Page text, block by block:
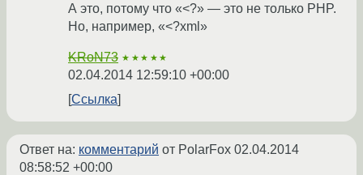
А это, потому что «<?» — это не только PHP.
Но, например, «<?xml»
KRoN73 ★★★★★
02.04.2014 12:59:10 +00:00
Ссылка
Ответ на: комментарий от PolarFox 02.04.2014
08:58:52 +00:00